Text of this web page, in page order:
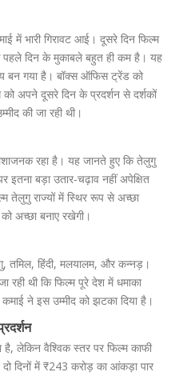
में भारी गिरावट आई। दूसरे दिन फिल्म
दिन के मुकाबले बहुत ही कम है। यह
बन गया है। बॉक्स ऑफिस ट्रेंड को
अपने दूसरे दिन के प्रदर्शन से दर्शकों
की जा रही थी।
रहा है। यह जानते हुए कि तेलुगु
इतना बड़ा उतार-चढ़ाव नहीं अपेक्षित
तेलुगु राज्यों में स्थिर रूप से अच्छा
अच्छा बनाए रखेगी।
तमिल, हिंदी, मलयालम, और कन्नड़।
रही थी कि फिल्म पूरे देश में धमाका
ने इस उम्मीद को झटका दिया है।
है, लेकिन वैश्विक स्तर पर फिल्म काफी
दिनों में ₹243 करोड़ का आंकड़ा पार